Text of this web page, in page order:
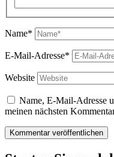
Name*
E-Mail-Adresse*
Website
Name, E-Mail-Adresse
meinen nächsten